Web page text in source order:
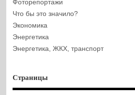
Фоторепортажи
Что бы это значило?
Экономика
Энергетика
Энергетика, ЖКХ, транспорт
Страницы